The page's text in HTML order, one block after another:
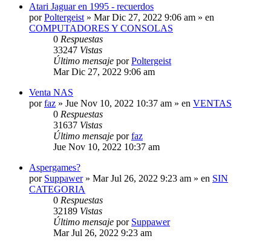
Atari Jaguar en 1995 - recuerdos
porPoltergeist » Mar Dic 27, 2022 9:06 am » en
COMPUTADORES Y CONSOLAS
0 Respuestas
33247 Vistas
Último mensaje porPoltergeist
Mar Dic 27, 2022 9:06 am
Venta NAS
porfaz » Jue Nov 10, 2022 10:37 am » en VENTAS
0 Respuestas
31637 Vistas
Último mensaje porfaz
Jue Nov 10, 2022 10:37 am
Aspergames?
por Suppawer» Mar Jul 26, 2022 9:23 am » en SIN
CATEGORIA
0 Respuestas
32189 Vistas
Último mensaje por Suppawer
Mar Jul 26, 2022 9:23 am